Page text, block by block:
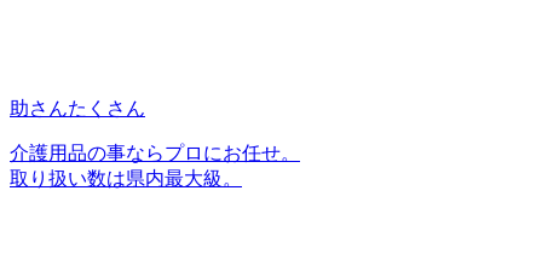
助さんたくさん
介護用品の事ならプロにお任せ。
取り扱い数は県内最大級。